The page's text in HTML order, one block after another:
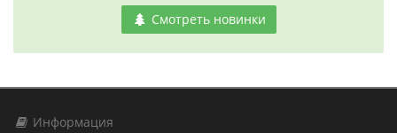
Смотреть новинки
Информация